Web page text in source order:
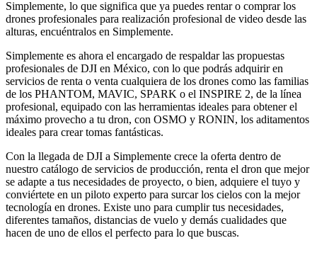
Simplemente, lo que significa que ya puedes rentar o comprar los
drones profesionales para realización profesional de video desde las
alturas, encuéntralos en Simplemente.
Simplemente es ahora el encargado de respaldar las propuestas
profesionales de DJI en México, con lo que podrás adquirir en
servicios de renta o venta cualquiera de los drones como las familias
de los PHANTOM, MAVIC, SPARK o el INSPIRE 2, de la línea
profesional, equipado con las herramientas ideales para obtener el
máximo provecho a tu dron, con OSMO y RONIN, los aditamentos
ideales para crear tomas fantásticas.
Con la llegada de DJI a Simplemente crece la oferta dentro de
nuestro catálogo de servicios de producción, renta el dron que mejor
se adapte a tus necesidades de proyecto, o bien, adquiere el tuyo y
conviértete en un piloto experto para surcar los cielos con la mejor
tecnología en drones. Existe uno para cumplir tus necesidades,
diferentes tamaños, distancias de vuelo y demás cualidades que
hacen de uno de ellos el perfecto para lo que buscas.